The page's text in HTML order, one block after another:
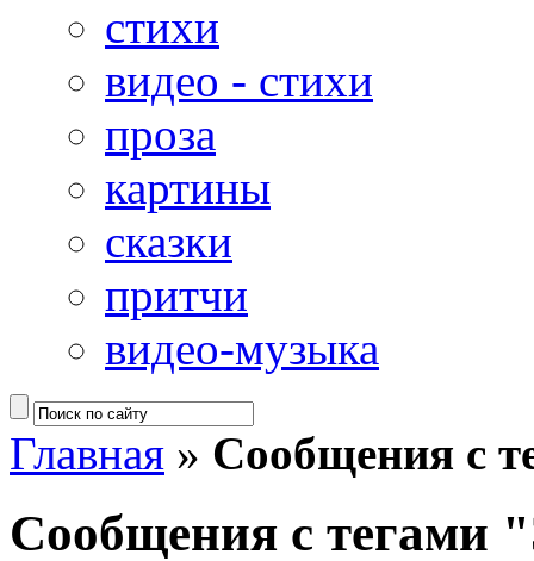
стихи
видео - стихи
проза
картины
сказки
притчи
видео-музыка
Главная » Сообщения с
Сообщения с тегами